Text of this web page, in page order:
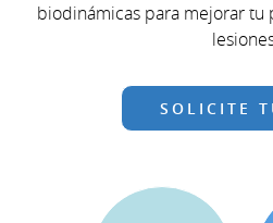
biodinámicas para mejorar
SOLICITE